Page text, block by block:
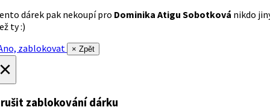
dárek pak nekoupí pro Dominika Atigu Sobotková nikdo
ty :)
zablokovat
× Zpět
zablokování dárku